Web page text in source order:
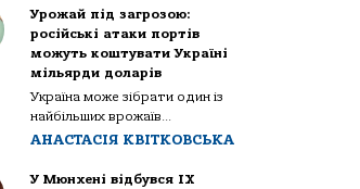
Урожай під загрозою:
російські атаки портів
можуть коштувати Україні
мільярди доларів
Україна може зібрати один із
найбільших врожаїв...
АНАСТАСІЯ КВІТКОВСЬКА
У Мюнхені відбувся IX